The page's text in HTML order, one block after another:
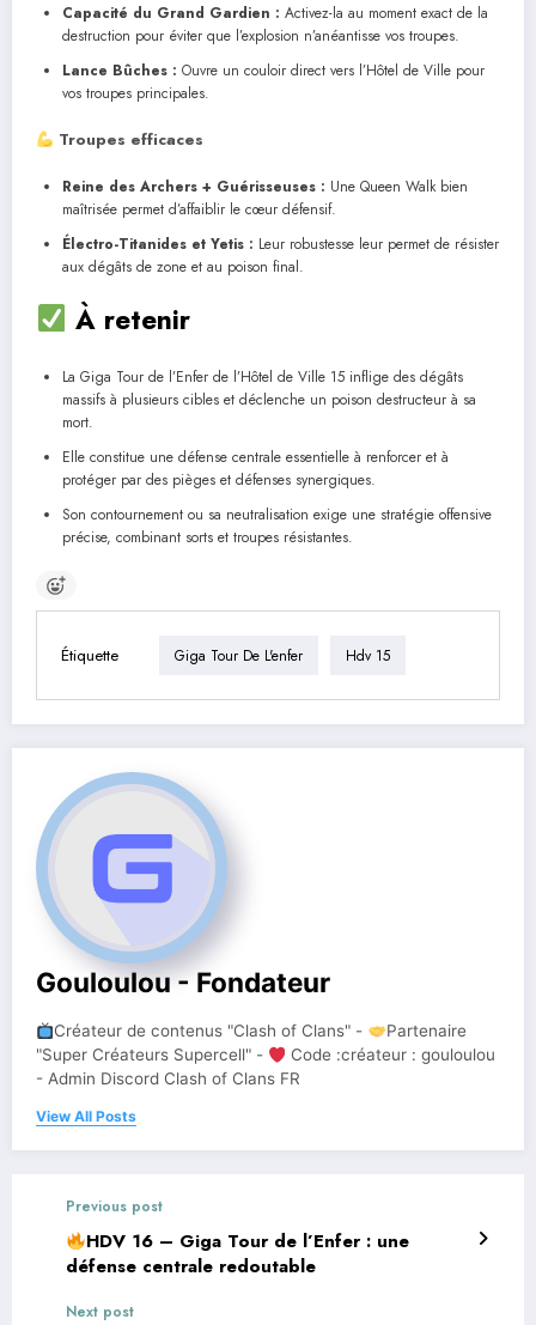
Capacité du Grand Gardien : Activez-la au moment exact de la
destruction pour éviter que l’explosion n’anéantisse vos troupes.
Lance Bûches : Ouvre un couloir direct vers l’Hôtel de Ville pour
vos troupes principales.
Troupes efficaces
Reine des Archers + Guérisseuses : Une Queen Walk bien
maîtrisée permet d’affaiblir le cœur défensif.
Électro-Titanides et Yetis : Leur robustesse leur permet de résister
aux dégâts de zone et au poison final.
À retenir
La Giga Tour de l’Enfer de l’Hôtel de Ville 15 inflige des dégâts
massifs à plusieurs cibles et déclenche un poison destructeur à sa
mort.
Elle constitue une défense centrale essentielle à renforcer et à
protéger par des pièges et défenses synergiques.
Son contournement ou sa neutralisation exige une stratégie offensive
précise, combinant sorts et troupes résistantes.
Étiquette Giga Tour De L'enfer Hdv 15
Gouloulou - Fondateur
Créateur de contenus "Clash of Clans" -
Partenaire
"Super Créateurs Supercell" -
Code :créateur : gouloulou
- Admin Discord Clash of Clans FR
View All Posts
Previous post
HDV 16 – Giga Tour de l’Enfer : une
défense centrale redoutable
Next post